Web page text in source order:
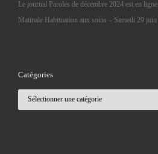
Le journal Paroles de décembre 2024 est en ligne
Matinale Habituation aux soins – Samedi 29 juin
Catégories